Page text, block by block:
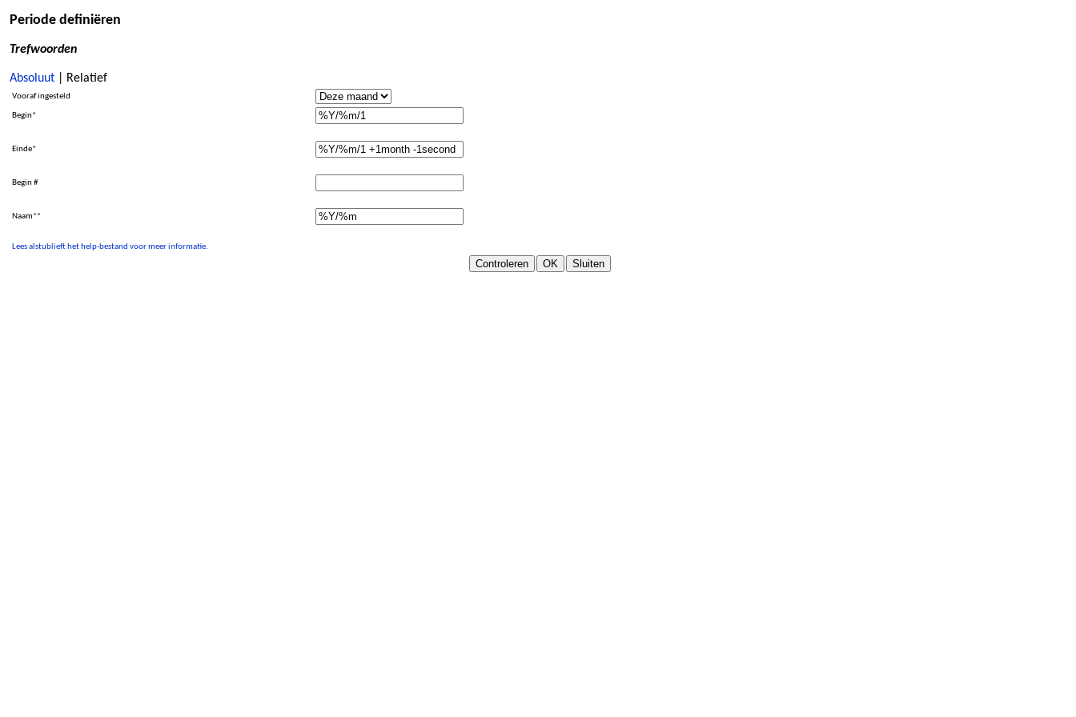
Periode definiëren
Trefwoorden
Absoluut | Relatief
Vooraf ingesteld
Begin*
Einde*
Begin #
Naam**
Lees alstublieft het help-bestand voor meer informatie.